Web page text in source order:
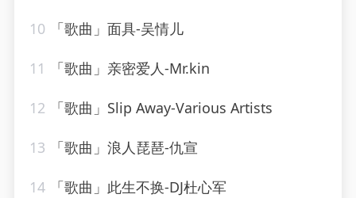
10 「歌曲」面具-吴情儿
11 「歌曲」亲密爱人-Mr.kin
12 「歌曲」Slip Away-Various Artists
13 「歌曲」浪人琵琶-仇宣
14 「歌曲」此生不换-DJ杜心军